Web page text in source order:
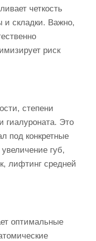
четкость
и складки. Важно,
риск
степени
гиалуроната. Это
под конкретные
губ,
лифтинг средней
оптимальные